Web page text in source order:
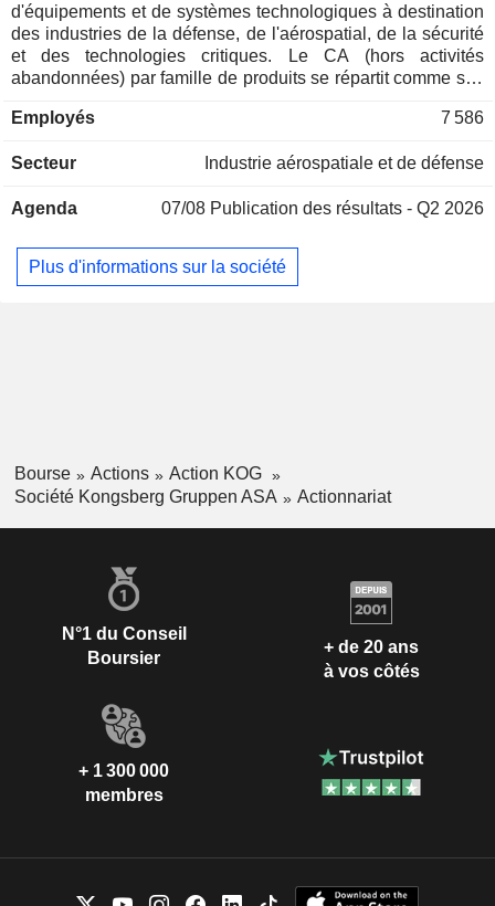
d'équipements et de systèmes technologiques à destination
des industries de la défense, de l'aérospatial, de la sécurité
et des technologies critiques. Le CA (hors activités
abandonnées) par famille de produits se répartit comme suit
de commande et de contrôle, de surveillance et de
d'armes télécommandées, systèmes de missiles longue
composites, etc. ; - solutions de gestion durable des
climatique (15,9%) : destinées essentiellement aux secteurs
des opérations offshore, de la pêche, de la recherche
Kongsberg Maritime (systèmes pour navires marchands et
systèmes de forage offshore).
Employés 7 586
Secteur Industrie aérospatiale et de défense
Agenda 07/08 Publication des résultats - Q2 2026
Plus d'informations sur la société
Bourse Actions
Action KOG
Société Kongsberg Gruppen ASA
Actionnariat
N°1 du Conseil
Boursier
+ de 20 ans
à vos côtés
+ 1 300 000
membres